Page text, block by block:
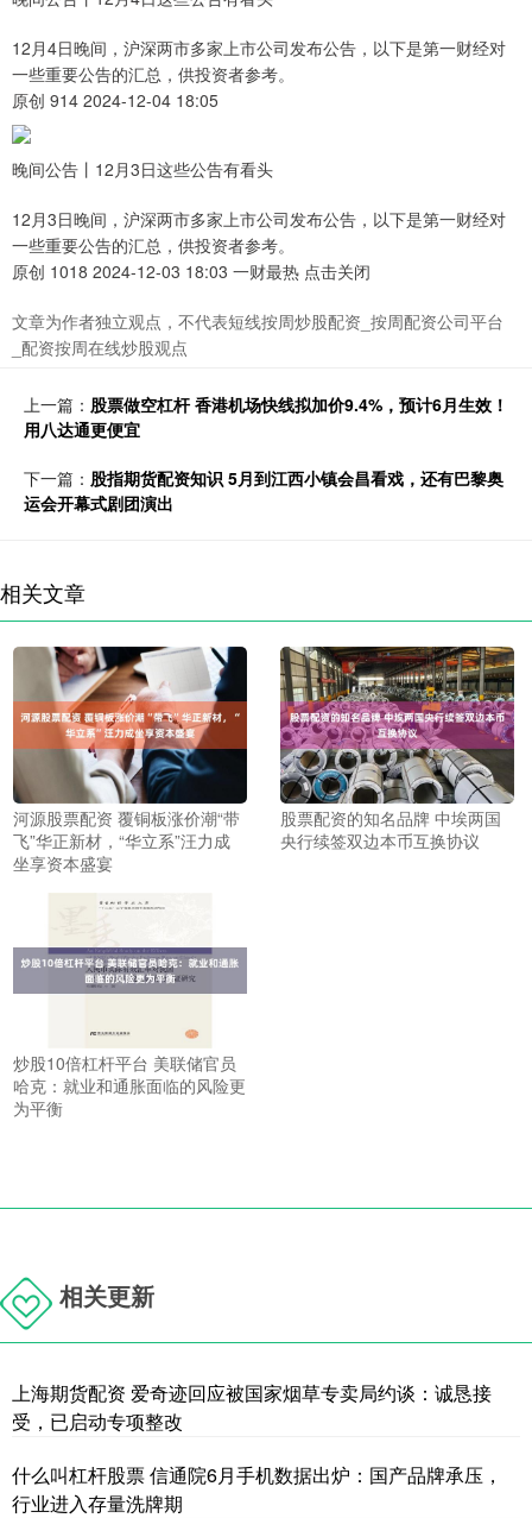
12月4日晚间，沪深两市多家上市公司发布公告，以下是第一财经对
一些重要公告的汇总，供投资者参考。
原创 914 2024-12-04 18:05
晚间公告丨12月3日这些公告有看头
12月3日晚间，沪深两市多家上市公司发布公告，以下是第一财经对
一些重要公告的汇总，供投资者参考。
原创 1018 2024-12-03 18:03 一财最热 点击关闭
文章为作者独立观点，不代表短线按周炒股配资_按周配资公司平台
_配资按周在线炒股观点
上一篇： 股票做空杠杆 香港机场快线拟加价9.4%，预计6月生效！
用八达通更便宜
下一篇： 股指期货配资知识 5月到江西小镇会昌看戏，还有巴黎奥
运会开幕式剧团演出
相关文章
河源股票配资 覆铜板涨价潮“带
飞”华正新材，“华立系”汪力成
坐享资本盛宴
股票配资的知名品牌 中埃两国
央行续签双边本币互换协议
炒股10倍杠杆平台 美联储官员
哈克：就业和通胀面临的风险更
为平衡
相关更新
上海期货配资 爱奇迹回应被国家烟草专卖局约谈：诚恳接
受，已启动专项整改
什么叫杠杆股票 信通院6月手机数据出炉：国产品牌承压，
行业进入存量洗牌期